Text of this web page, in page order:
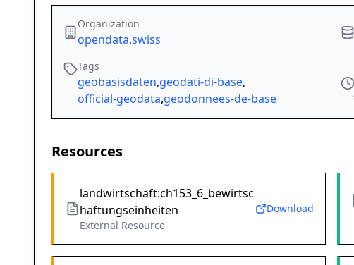
Organization
opendata.swiss
Tags
geobasisdaten,geodati-di-base,
official-geodata,geodonnees-de-base
Resources
landwirtschaft:ch153_6_bewirtsc
haftungseinheiten
External Resource
Download